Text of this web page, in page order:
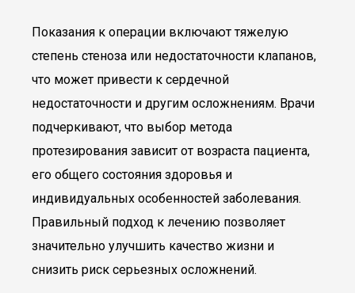
Показания к операции включают тяжелую
степень стеноза или недостаточности клапанов,
что может привести к сердечной
недостаточности и другим осложнениям. Врачи
подчеркивают, что выбор метода
протезирования зависит от возраста пациента,
его общего состояния здоровья и
индивидуальных особенностей заболевания.
Правильный подход к лечению позволяет
значительно улучшить качество жизни и
снизить риск серьезных осложнений.